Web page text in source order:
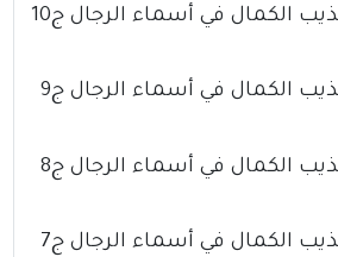
كتاب تذهيب تهذيب الكمال في أسماء الرجال ج10
كتاب تذهيب تهذيب الكمال في أسماء الرجال ج9
كتاب تذهيب تهذيب الكمال في أسماء الرجال ج8
كتاب تذهيب تهذيب الكمال في أسماء الرجال ج7